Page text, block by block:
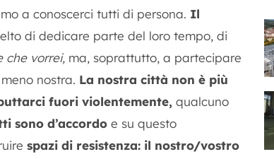
a conoscerci tutti di persona. Il
di dedicare parte del loro tempo, di
che vorrei, ma, soprattutto, a partecipare
nostra. La nostra città non è più
fuori violentemente, qualcuno
sono d’accordo e su questo
spazi di resistenza: il nostro/vostro